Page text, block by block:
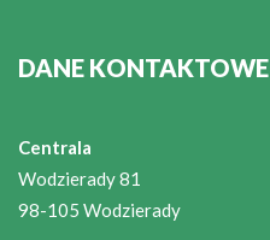
DANE KONTAKTOWE
Centrala
Wodzierady 81
98-105 Wodzierady